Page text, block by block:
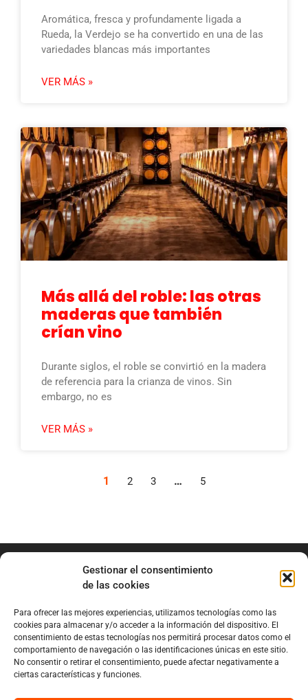
Gestionar el consentimiento
de las cookies
Para ofrecer las mejores experiencias, utilizamos tecnologías como las
cookies para almacenar y/o acceder a la información del dispositivo. El
consentimiento de estas tecnologías nos permitirá procesar datos como el
comportamiento de navegación o las identificaciones únicas en este sitio.
No consentir o retirar el consentimiento, puede afectar negativamente a
ciertas características y funciones.
Aromática, fresca y profundamente ligada a
Rueda, la Verdejo se ha convertido en una de las
variedades blancas más importantes
VER MÁS »
Más allá del roble: las otras
maderas que también
crían vino
Durante siglos, el roble se convirtió en la madera
de referencia para la crianza de vinos. Sin
embargo, no es
VER MÁS »
1 2 3 … 5
info@marianobraga.com
BRAGA Academia
Podcast